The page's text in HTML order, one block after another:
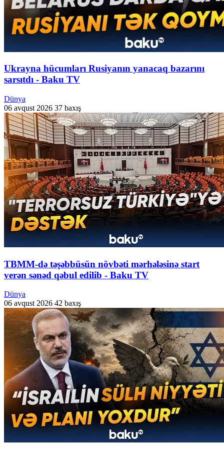
Ukrayna hücumları Rusiyanın yanacaq bazarını
sarsıtdı - Baku TV
Dünya
06 avqust 2026 37 baxış
TBMM-də təşəbbüsün növbəti mərhələsinə start
verən sənəd qəbul edilib - Baku TV
Dünya
06 avqust 2026 42 baxış